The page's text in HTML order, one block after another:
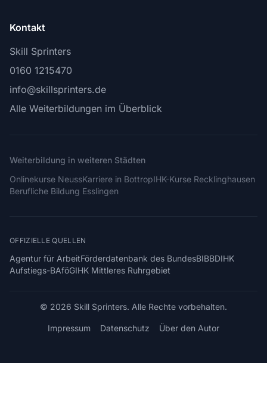
Kontakt
Skill Sprinters
0160 1215470
info@skillsprinters.de
Alle Weiterbildungen im Überblick
Weiterbildung in weiteren Städten
Onlinekurse NeussKarriere in BottropIHK-Kurse Recklinghausen
Berufliche Bildung Esslingen
OFFIZIELLE QUELLEN
Agentur für ArbeitFörderdatenbank des BundesBIBBDIHK
Aufstiegs-BAföGIHK Mittleres Ruhrgebiet
© 2026 Skill Sprinters. Alle Rechte vorbehalten.
Impressum Datenschutz Über den Autor